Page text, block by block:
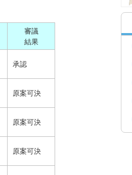
審議
結果
承認
原案可決
原案可決
原案可決